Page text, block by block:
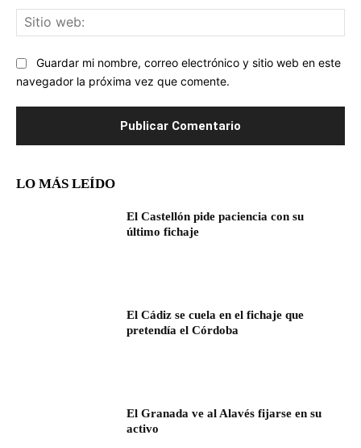
Guardar mi nombre, correo electrónico y sitio web en este
navegador la próxima vez que comente.
LO MÁS LEÍDO
El Castellón pide paciencia con su
último fichaje
El Cádiz se cuela en el fichaje que
pretendía el Córdoba
El Granada ve al Alavés fijarse en su
activo